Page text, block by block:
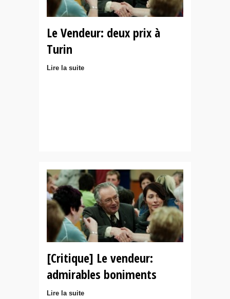
Le Vendeur: deux prix à
Turin
Lire la suite
[Critique] Le vendeur:
admirables boniments
Lire la suite